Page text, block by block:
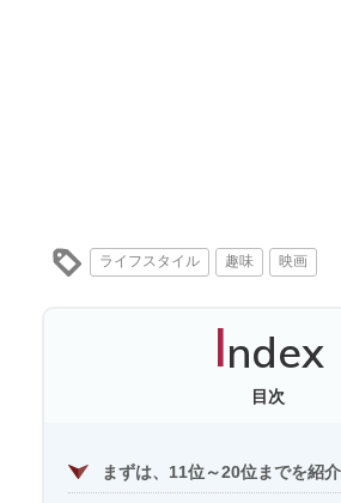
ライフスタイル 趣味 映画
Index
目次
まずは、11位～20位までを紹介